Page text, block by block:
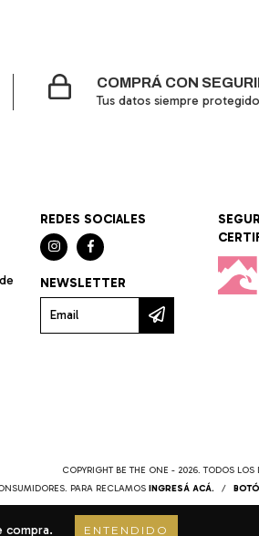
compra. ENTENDIDO
COMPRÁ CON
Tus datos siempre
REDES SOCIALES
NEWSLETTER
COPYRIGHT BE THE ONE - 2026. TODOS LOS
PARA RECLAMOS INGRESÁ ACÁ. /